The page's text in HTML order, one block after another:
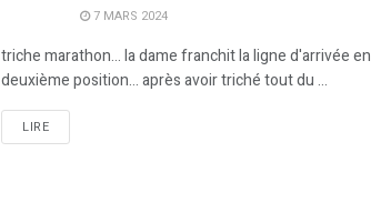
7 MARS 2024
triche marathon... la dame franchit la ligne d'arrivée en
deuxième position... après avoir triché tout du ...
LIRE